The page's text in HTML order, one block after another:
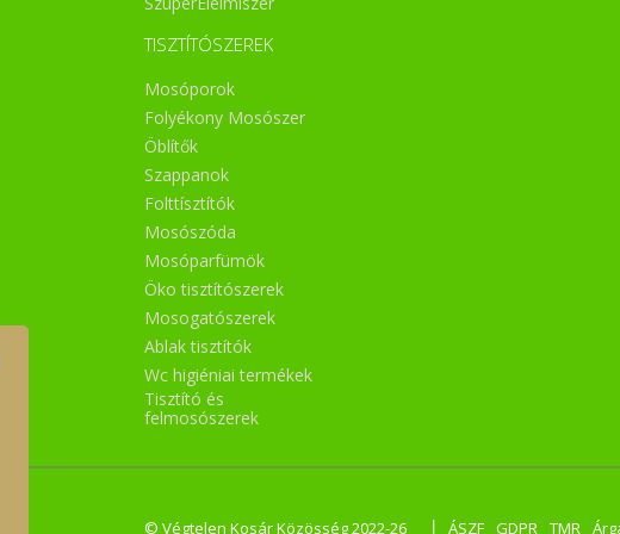
TISZTÍTÓSZEREK
Mosóporok
Folyékony Mosószer
Öblítők
Szappanok
Folttísztítók
Mosószóda
Mosóparfümök
Öko tisztítószerek
Mosogatószerek
Ablak tisztítók
Wc higiéniai termékek
Tisztító és
felmosószerek
© Végtelen Kosár Közösség 2022-26 | ÁSZF GDPR TMR